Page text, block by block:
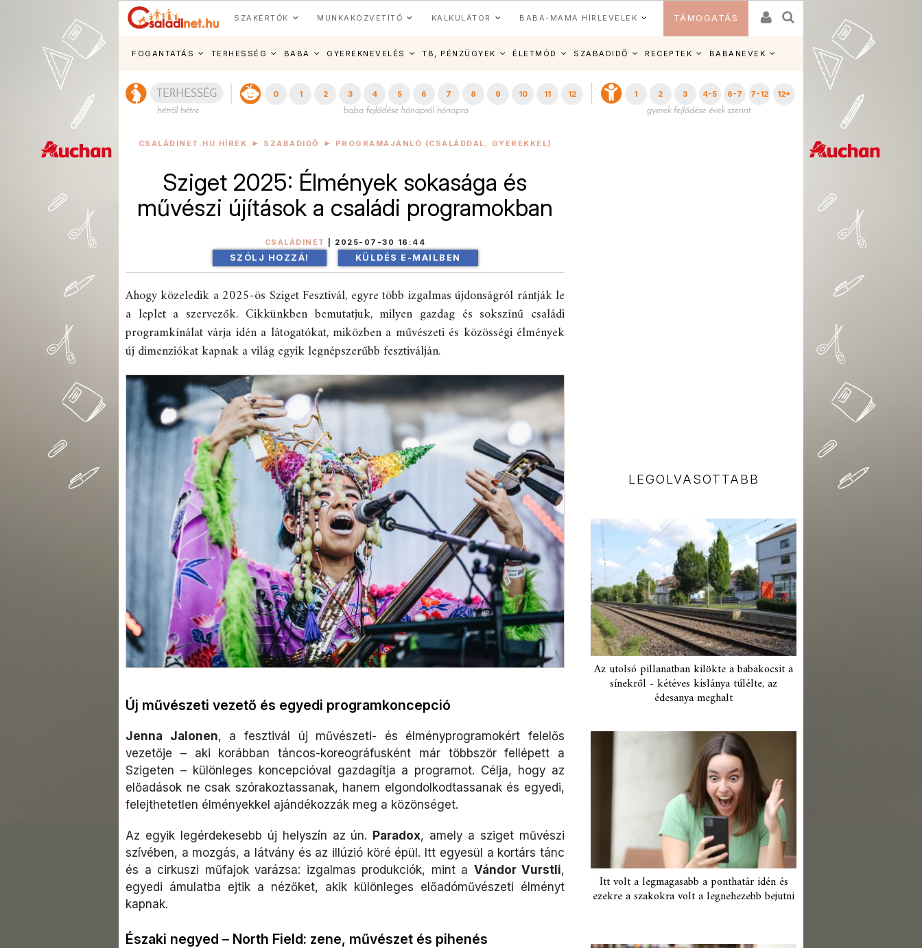
SZAKÉRTŐK MUNKAKÖZVETÍTŐ KALKULÁTOR BABA-MAMA HÍRLEVELEK TÁMOGATÁS
FOGANTATÁS TERHESSÉG BABA GYEREKNEVELÉS TB, PÉNZÜGYEK ÉLETMÓD SZABADIDŐ RECEPTEK BABANEVEK
0 1 2 3 4 5 6 7 8 9 10 11 12 1 2 3 4-5 6-7 7-12 12+
CSALÁDINET.HU HÍREK SZABADIDŐ PROGRAMAJÁNLÓ (CSALÁDDAL, GYEREKKEL)
Sziget 2025: Élmények sokasága és
művészi újítások a családi programokban
CSALÁDINET 2025-07-30 16:44
SZÓLJ HOZZÁ! KÜLDÉS E-MAILBEN
Ahogy közeledik a 2025-ös Sziget Fesztivál, egyre több izgalmas újdonságról rántják le
a leplet a szervezők. Cikkünkben bemutatjuk, milyen gazdag és sokszínű családi
programkínálat várja idén a látogatókat, miközben a művészeti és közösségi élmények
új dimenziókat kapnak a világ egyik legnépszerűbb fesztiválján.
Új művészeti vezető és egyedi programkoncepció
Jenna Jalonen, a fesztivál új művészeti- és élményprogramokért felelős
vezetője – aki korábban táncos-koreográfusként már többször fellépett a
Szigeten – különleges koncepcióval gazdagítja a programot. Célja, hogy az
előadások ne csak szórakoztassanak, hanem elgondolkodtassanak és egyedi,
felejthetetlen élményekkel ajándékozzák meg a közönséget.
Az egyik legérdekesebb új helyszín az ún. Paradox, amely a sziget művészi
szívében, a mozgás, a látvány és az illúzió köré épül. Itt egyesül a kortárs tánc
és a cirkuszi műfajok varázsa: izgalmas produkciók, mint a Vándor Vurstli,
egyedi ámulatba ejtik a nézőket, akik különleges előadóművészeti élményt
kapnak.
Északi negyed – North Field: zene, művészet és pihenés
LEGOLVASOTTABB
Az utolsó pillanatban kilökte a babakocsit a
sínekről - kétéves kislánya túlélte, az
édesanya meghalt
Itt volt a legmagasabb a ponthatár idén és
ezekre a szakokra volt a legnehezebb bejutni